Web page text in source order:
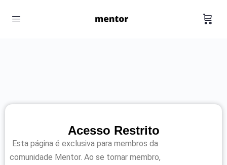
Acesso Restrito
Esta página é exclusiva para membros da
comunidade Mentor. Ao se tornar membro,